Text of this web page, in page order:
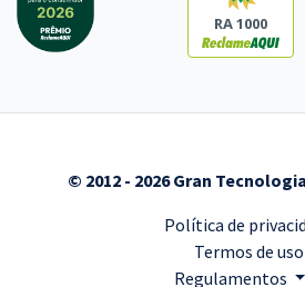
RA 1000
© 2012 - 2026 Gran
Política de
Termos de uso
Regulamentos